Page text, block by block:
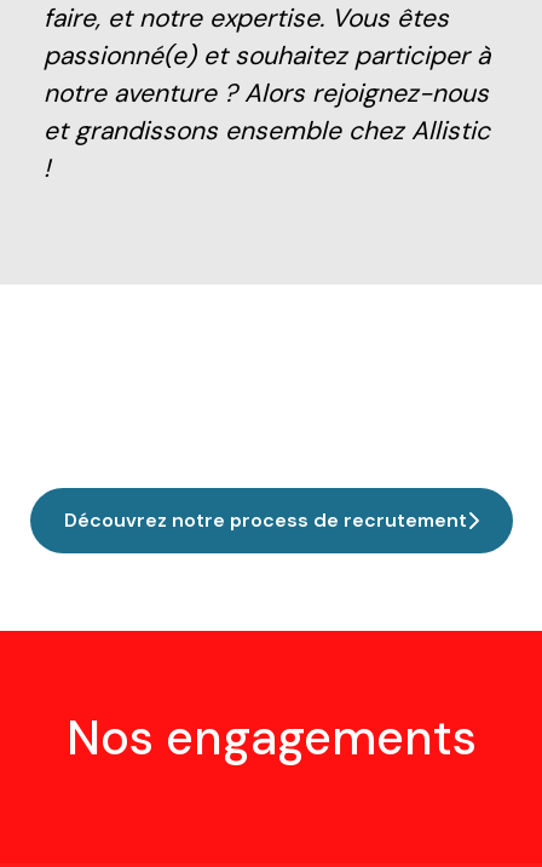
faire, et notre expertise. Vous êtes
passionné(e) et souhaitez participer à
notre aventure ? Alors rejoignez-nous
et grandissons ensemble chez Allistic
!
Découvrez notre process de recrutement
Nos engagements